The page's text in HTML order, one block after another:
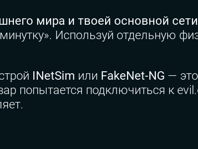
мира и твоей основной сети
Используй отдельную
INetSim или FakeNet-NG —
попытается подключиться к